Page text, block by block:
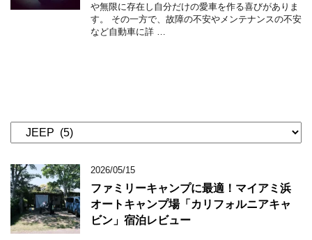
や無限に存在し自分だけの愛車を作る喜びがありま
す。 その一方で、故障の不安やメンテナンスの不安
など自動車に詳 …
テ
リ
ー
2026/05/15
ファミリーキャンプに最適！マイアミ浜
オートキャンプ場「カリフォルニアキャ
ビン」宿泊レビュー